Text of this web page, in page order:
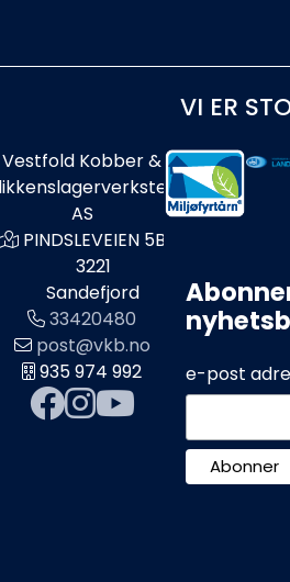
VI ER
Vestfold Kobber &
AS
PINDSLEVEIEN 5B
3221
Sandefjord
33420480
post@vkb.no
935 974 992
e-post